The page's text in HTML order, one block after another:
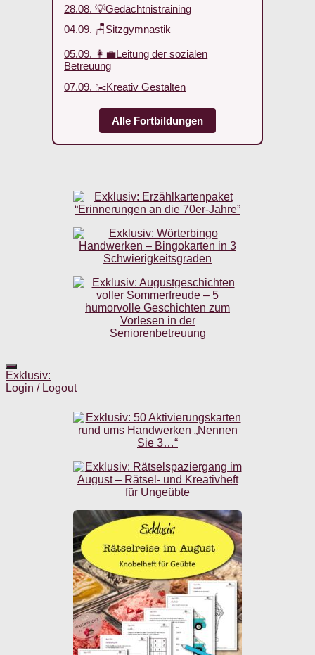
28.08. 💡Gedächtnistraining
04.09. 🪑Sitzgymnastik
05.09. 👩‍💼Leitung der sozialen
Betreuung
07.09. ✂️Kreativ Gestalten
Alle Fortbildungen
Exklusiv:
Login / Logout